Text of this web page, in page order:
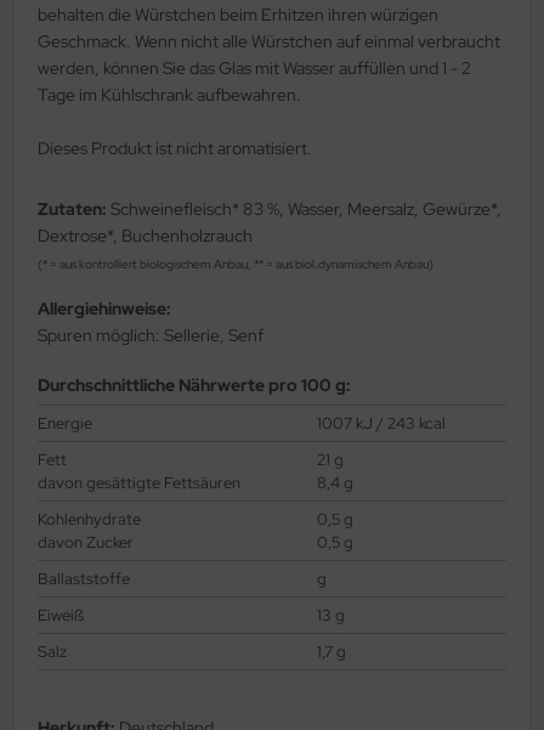
behalten die Würstchen beim Erhitzen ihren würzigen
Geschmack. Wenn nicht alle Würstchen auf einmal verbraucht
werden, können Sie das Glas mit Wasser auffüllen und 1 - 2
Tage im Kühlschrank aufbewahren.
Dieses Produkt ist nicht aromatisiert.
Zutaten: Schweinefleisch* 83 %, Wasser, Meersalz, Gewürze*,
Dextrose*, Buchenholzrauch
(* = aus kontrolliert biologischem Anbau, ** = aus biol.dynamischem Anbau)
Allergiehinweise:
Spuren möglich: Sellerie, Senf
Durchschnittliche Nährwerte pro 100 g:
Energie
1007 kJ / 243 kcal
Fett
davon gesättigte Fettsäuren
21 g
8,4 g
Kohlenhydrate
davon Zucker
0,5 g
0,5 g
Ballaststoffe
g
Eiweiß
13 g
Salz
1,7 g